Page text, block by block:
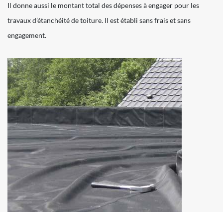
Il donne aussi le montant total des dépenses à engager pour les
travaux d’étanchéité de toiture. Il est établi sans frais et sans
engagement.